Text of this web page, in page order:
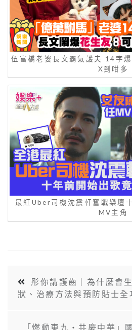
伍富橋老婆長文霸氣護夫 14字
X到咁多
最紅Uber司機沈震軒奮戰樂壇
MV主角
彤你講護齒｜為什麼會
狀、治療方法與預防貼士全
「燃動東九‧共慶中華」